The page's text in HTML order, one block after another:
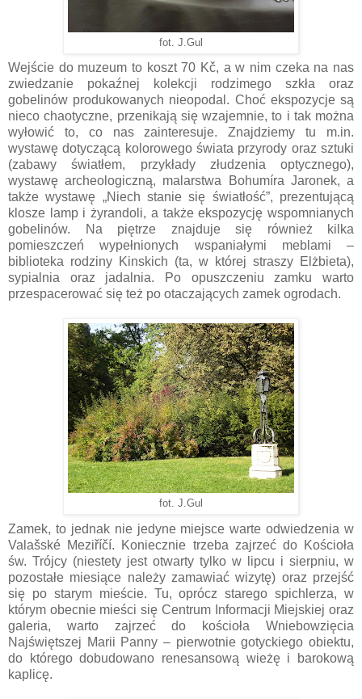
fot. J.Gul
Wejście do muzeum to koszt 70 Kč, a w nim czeka na nas
zwiedzanie pokaźnej kolekcji rodzimego szkła oraz
gobelinów produkowanych nieopodal. Choć ekspozycje są
nieco chaotyczne, przenikają się wzajemnie, to i tak można
wyłowić to, co nas zainteresuje. Znajdziemy tu m.in.
wystawę dotyczącą kolorowego świata przyrody oraz sztuki
(zabawy światłem, przykłady złudzenia optycznego),
wystawę archeologiczną, malarstwa Bohumíra Jaronek, a
także wystawę „Niech stanie się światłość”, prezentującą
klosze lamp i żyrandoli, a także ekspozycję wspomnianych
gobelinów. Na piętrze znajduje się również kilka
pomieszczeń wypełnionych wspaniałymi meblami –
biblioteka rodziny Kinskich (ta, w której straszy Elżbieta),
sypialnia oraz jadalnia. Po opuszczeniu zamku warto
przespacerować się też po otaczających zamek ogrodach.
fot. J.Gul
Zamek, to jednak nie jedyne miejsce warte odwiedzenia w
Valašské Meziříčí. Koniecznie trzeba zajrzeć do Kościoła
św. Trójcy (niestety jest otwarty tylko w lipcu i sierpniu, w
pozostałe miesiące należy zamawiać wizytę) oraz przejść
się po starym mieście. Tu, oprócz starego spichlerza, w
którym obecnie mieści się Centrum Informacji Miejskiej oraz
galeria, warto zajrzeć do kościoła Wniebowzięcia
Najświętszej Marii Panny – pierwotnie gotyckiego obiektu,
do którego dobudowano renesansową wieżę i barokową
kaplicę.